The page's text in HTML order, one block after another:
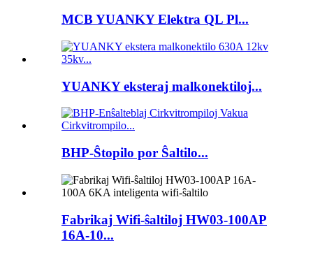
MCB YUANKY Elektra QL Pl...
YUANKY eksteraj malkonektiloj...
BHP-Ŝtopilo por Ŝaltilo...
Fabrikaj Wifi-ŝaltiloj HW03-100AP
16A-10...